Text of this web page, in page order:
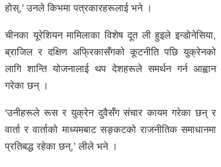
होस्,’ उनले किभमा पत्रकारहरूलाई भने ।
चीनका यूरेशियन मामिलाका विशेष दूत ली हुइले इन्डोनेसिया,
ब्राजिल र दक्षिण अफ्रिकासँगको कूटनीति पछि युक्रेनको
लागि शान्ति योजनालाई थप देशहरूले समर्थन गर्न आह्वान
गरेका छन् ।
‘उनीहरूले रूस र युक्रेन दुवैसँग संचार कायम गरेका छन् र
वार्ता र वार्ताको माध्यमबाट सङ्कटको राजनीतिक समाधानमा
प्रतिबद्ध रहेका छन्,’ लीले भने ।